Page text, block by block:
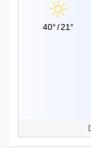
40°/21°